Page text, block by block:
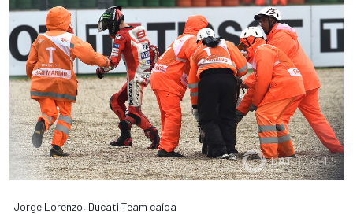
Jorge Lorenzo, Ducati Team caída